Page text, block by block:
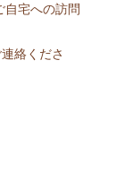
自宅への訪問
絡くださ